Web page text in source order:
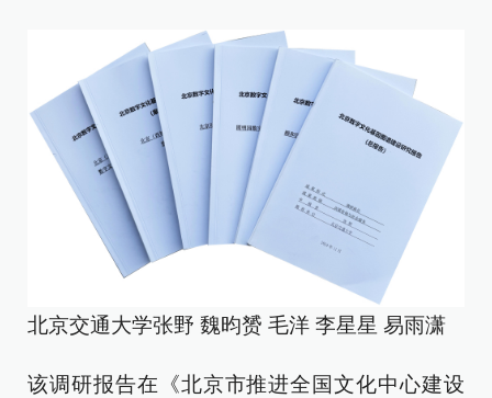
北京交通大学张野 魏昀赟 毛洋 李星星 易雨潇
该调研报告在《北京市推进全国文化中心建设